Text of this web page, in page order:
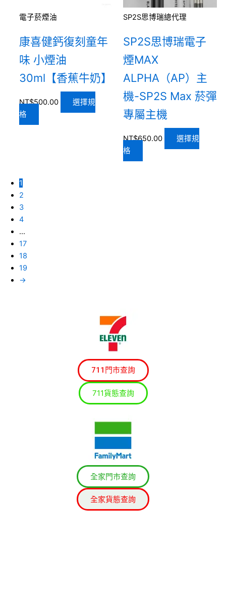
電子菸煙油
康喜健鈣復刻童年
味 小煙油
30ml【香蕉牛奶】
NT$500.00
選擇規
格
SP2S思博瑞總代理
SP2S思博瑞電子
煙MAX
ALPHA（AP）主
機-SP2S Max 菸彈
專屬主機
NT$650.00
選擇規
格
1
2
3
4
...
17
18
19
→
711門市查詢
711貨態查詢
全家門市查詢
全家貨態查詢